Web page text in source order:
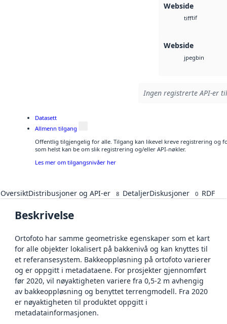
Webside
tifftif
Webside
jpegbin
Ingen registrerte API-er
Datasett
Allmenn tilgang
Offentlig tilgjengelig for alle. Tilgang kan likevel kreve registrering og
som helst kan be om slik registrering og/eller API-nøkler.
Les mer om tilgangsnivåer her
OversiktDistribusjoner og API-er 8 DetaljerDiskusjoner 0 RDF
Beskrivelse
Ortofoto har samme geometriske egenskaper som et kart
for alle objekter lokalisert på bakkenivå og kan knyttes til
et referansesystem. Bakkeoppløsning på ortofoto varierer
og er oppgitt i metadataene. For prosjekter gjennomført
før 2020, vil nøyaktigheten variere fra 0,5-2 m avhengig
av bakkeoppløsning og benyttet terrengmodell. Fra 2020
er nøyaktigheten til produktet oppgitt i
metadatainformasjonen.